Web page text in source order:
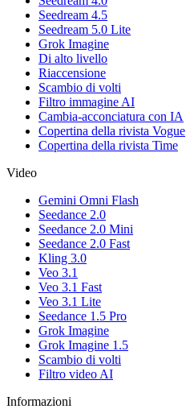
Seedream 4.5
Seedream 5.0 Lite
Grok Imagine
Di alto livello
Riaccensione
Scambio di volti
Filtro immagine AI
Cambia-acconciatura con IA
Copertina della rivista Vogue
Copertina della rivista Time
Video
Gemini Omni Flash
Seedance 2.0
Seedance 2.0 Mini
Seedance 2.0 Fast
Kling 3.0
Veo 3.1
Veo 3.1 Fast
Veo 3.1 Lite
Seedance 1.5 Pro
Grok Imagine
Grok Imagine 1.5
Scambio di volti
Filtro video AI
Informazioni